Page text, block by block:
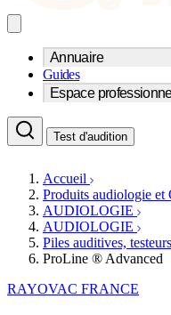
Annuaire
Trouvez un
Centre
Médecins ORL
Écoles
Fournisseurs
Associations
Guides
Espace
Acteurs et services
Fournisseurs
Services ORL
Orthophonistes
Formations et
Organismes /
Produits
Ressources
Actualités
AuditionTV
Test d'audition
Accueil
Produits audiologie et
AUDIOLOGIE
AUDIOLOGIE
Piles auditives,
ProLine ® Advanced
RAYOVAC FRANCE